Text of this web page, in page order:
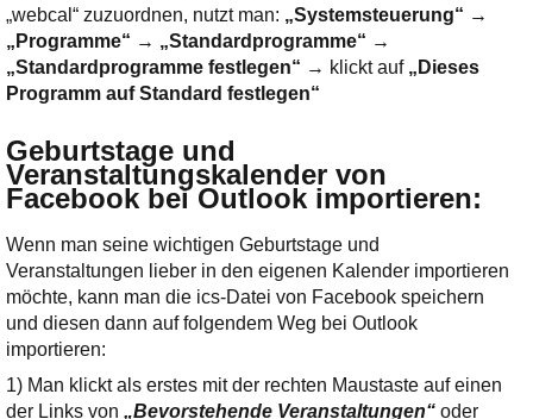
„webcal“ zuzuordnen, nutzt man: „Systemsteuerung“ →
„Programme“ → „Standardprogramme“ →
„Standardprogramme festlegen“ → klickt auf „Dieses
Programm auf Standard festlegen“
Geburtstage und
Veranstaltungskalender von
Facebook bei Outlook importieren:
Wenn man seine wichtigen Geburtstage und
Veranstaltungen lieber in den eigenen Kalender importieren
möchte, kann man die ics-Datei von Facebook speichern
und diesen dann auf folgendem Weg bei Outlook
importieren:
1) Man klickt als erstes mit der rechten Maustaste auf einen
der Links von „Bevorstehende Veranstaltungen“oder